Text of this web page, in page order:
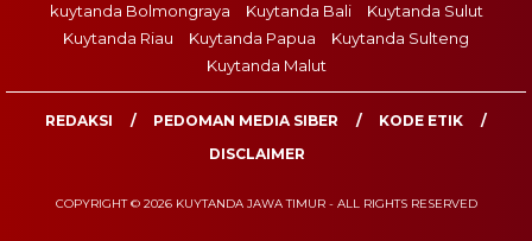
kuytanda Bolmongraya
Kuytanda Bali
Kuytanda Sulut
Kuytanda Riau
Kuytanda Papua
Kuytanda Sulteng
Kuytanda Malut
REDAKSI PEDOMAN MEDIA SIBER
KODE ETIK
DISCLAIMER
COPYRIGHT © 2026 KUYTANDA JAWA TIMUR - ALL RIGHTS RESERVED